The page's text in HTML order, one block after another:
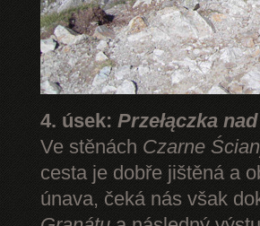
4. úsek: Przełączka
Ve stěnách Czarne
cesta je dobře jištěná a
únava, čeká nás však